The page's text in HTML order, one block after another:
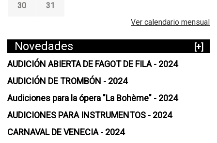
30
31
Ver calendario mensual
Novedades
[+]
AUDICIÓN ABIERTA DE FAGOT DE FILA - 2024
AUDICIÓN DE TROMBÓN - 2024
Audiciones para la ópera "La Bohème" - 2024
AUDICIONES PARA INSTRUMENTOS - 2024
CARNAVAL DE VENECIA - 2024